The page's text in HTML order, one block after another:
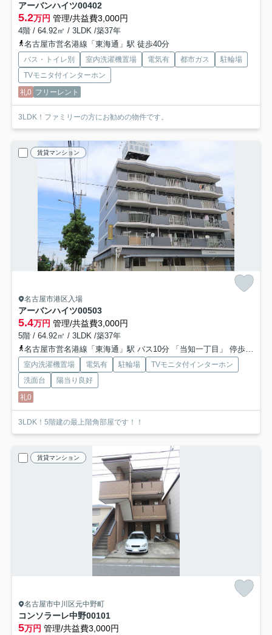
アーバンハイツ00402
5.2万円 管理/共益費3,000円
4階 / 64.92㎡ / 3LDK /築37年
名古屋市営名港線「東海通」駅 徒歩40分
バス・トイレ別 室内洗濯機置場 電気有 都市ガス
駐輪場
TVモニタ付インターホン
礼0 フリーレント
3LDK！ファミリーの方にお勧めの物件です。
賃貸マンション
名古屋市港区入場
アーバンハイツ00503
5.4万円 管理/共益費3,000円
5階 / 64.92㎡ / 3LDK /築37年
名古屋市営名港線「東海通」駅 バス10分 「当知一丁目」 停歩3分
室内洗濯機置場 電気有 駐輪場
TVモニタ付インターホン
洗面台
陽当り良好
礼0
3LDK！5階建の最上階角部屋です！！
賃貸マンション
名古屋市中川区元中野町
コンソラーレ中野00101
5万円 管理/共益費3,000円